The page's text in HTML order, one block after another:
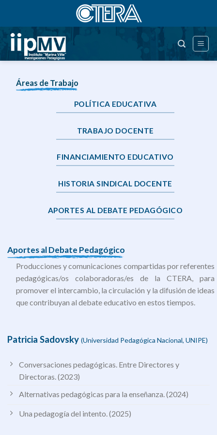
contenido
Áreas de Trabajo
POLÍTICA EDUCATIVA
TRABAJO DOCENTE
FINANCIAMIENTO EDUCATIVO
HISTORIA SINDICAL DOCENTE
APORTES AL DEBATE PEDAGÓGICO
Aportes al Debate Pedagógico
Producciones y comunicaciones compartidas por referentes
pedagógicas/os colaboradoras/es de la CTERA, para
promover el intercambio, la circulación y la difusión de ideas
que contribuyan al debate educativo en estos tiempos.
Patricia Sadovsky (Universidad Pedagógica Nacional, UNIPE)
Conversaciones pedagógicas. Entre Directores y
Directoras. (2023)
Alternativas pedagógicas para la enseñanza. (2024)
Una pedagogía del intento. (2025)